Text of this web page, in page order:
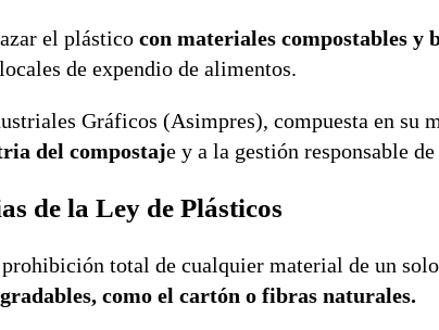
el plástico con materiales compostables y
de expendio de alimentos.
Gráficos (Asimpres), compuesta en su
del compostaje y a la gestión responsable
de la Ley de Plásticos
total de cualquier material de un
como el cartón o fibras naturales.